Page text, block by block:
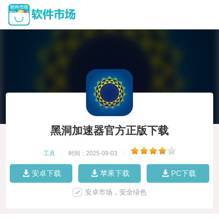
黑洞加速器官方正版下载
工具 时间：2025-09-03
安卓下载 苹果下载 PC下载
安卓市场，安全绿色